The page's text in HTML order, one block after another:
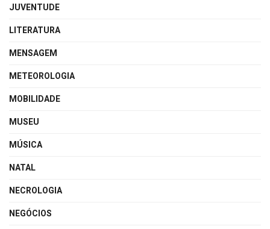
JUVENTUDE
LITERATURA
MENSAGEM
METEOROLOGIA
MOBILIDADE
MUSEU
MÚSICA
NATAL
NECROLOGIA
NEGÓCIOS